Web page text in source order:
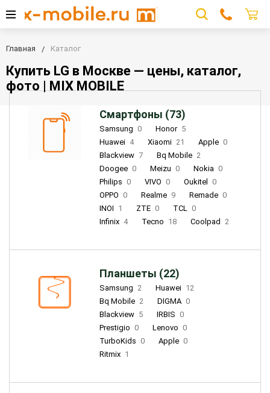
Главная Каталог
Купить LG в Москве — цены, каталог,
фото | MIX MOBILE
Смартфоны (73)
Samsung 0 Honor 5
Huawei 4 Xiaomi 21 Apple 0
Blackview 7 Bq Mobile 2
Doogee 0 Meizu 0 Nokia 0
Philips 0 VIVO 0 Oukitel
0
OPPO 0 Realme 9 Remade 0
INOI 1 ZTE 0 TCL 0
Infinix 4 Tecno 18 Coolpad 2
Планшеты (22)
Samsung 2 Huawei 12
Bq Mobile 2 DIGMA 0
Blackview 5 IRBIS 0
Prestigio 0 Lenovo 0
TurboKids 0 Apple 0
Ritmix 1